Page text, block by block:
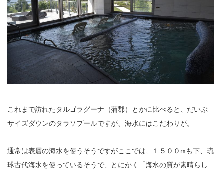
これまで訪れたタルゴラグーナ（蒲郡）とかに比べると、だいぶ
サイズダウンのタラソプールですが、海水にはこだわりが。
通常は表層の海水を使うそうですがここでは、１５００mも下、琉
球古代海水を使っているそうで、とにかく「海水の質が素晴らし